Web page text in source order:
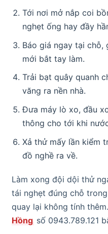
Tới nơi mở nắp coi
nghẹt ống hay đầy
Báo giá ngay tại chỗ,
mới bắt tay làm.
Trải bạt quây quanh
văng ra nền nhà.
Đưa máy lò xo, đầu
thông cho tới khi
Xả thử mấy lần kiểm
đồ nghề ra về.
Làm xong đội dội thử
tái nghẹt đúng chỗ
quay lại không tính
Hồng số 0943.789.121